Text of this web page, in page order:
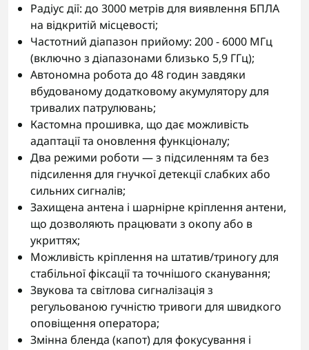
Радіус дії: до 3000 метрів для виявлення БПЛА
на відкритій місцевості;
Частотний діапазон прийому: 200 - 6000 МГц
(включно з діапазонами близько 5,9 ГГц);
Автономна робота до 48 годин завдяки
вбудованому додатковому акумулятору для
тривалих патрулювань;
Кастомна прошивка, що дає можливість
адаптації та оновлення функціоналу;
Два режими роботи — з підсиленням та без
підсилення для гнучкої детекції слабких або
сильних сигналів;
Захищена антена і шарнірне кріплення антени,
що дозволяють працювати з окопу або в
укриттях;
Можливість кріплення на штатив/триногу для
стабільної фіксації та точнішого сканування;
Звукова та світлова сигналізація з
регульованою гучністю тривоги для швидкого
оповіщення оператора;
Змінна бленда (капот) для фокусування і